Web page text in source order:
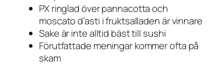
PX ringlad över pannacotta och
moscato d’asti i fruktsalladen är vinnare
Sake är inte alltid bäst till sushi
Förutfattade meningar kommer ofta på
skam